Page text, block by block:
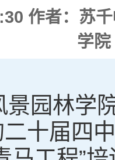
作者：苏
学
景园林学
二十届四